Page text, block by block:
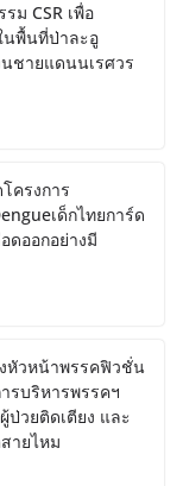
ม CSR เพื่อ
พื้นที่ป่าละอู
นชายแดนนเรศวร
ครงการ
เด็กไทยการ์ด
ดออกอย่างมี
งหัวหน้าพรรคฟิวชั่น
รบริหารพรรคฯ
ป่วยติดเตียง และ
ายไหม